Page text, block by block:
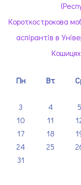
Короткострокова
аспірантів в
Пн
Вт
3
4 5
10
11
17
18
24
25
31